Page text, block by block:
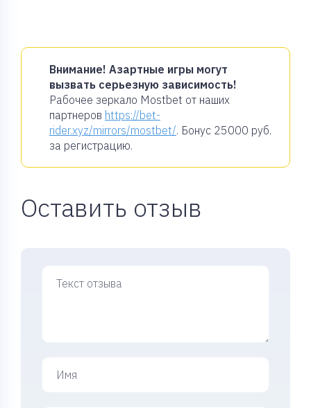
Внимание! Азартные игры могут
вызвать серьезную зависимость!
Рабочее зеркало Mostbet от наших
партнеров https://bet-
rider.xyz/mirrors/mostbet/. Бонус 25000 руб.
за регистрацию.
Оставить отзыв